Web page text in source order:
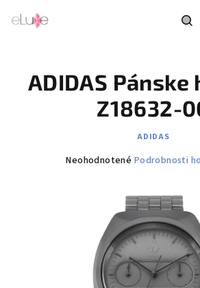
ADIDAS
Z18632-
ADIDAS
Priemerné
hviezdičiek.
Neohodnotené Podrobnosti